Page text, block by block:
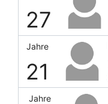
27
Jahre
21
Jahre